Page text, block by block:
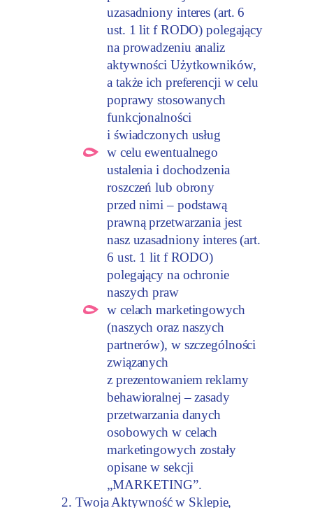
uzasadniony interes (art. 6
ust. 1 lit f RODO) polegający
na prowadzeniu analiz
aktywności Użytkowników,
a także ich preferencji w celu
poprawy stosowanych
funkcjonalności
i świadczonych usług
w celu ewentualnego
ustalenia i dochodzenia
roszczeń lub obrony
przed nimi – podstawą
prawną przetwarzania jest
nasz uzasadniony interes (art.
6 ust. 1 lit f RODO)
polegający na ochronie
naszych praw
w celach marketingowych
(naszych oraz naszych
partnerów), w szczególności
związanych
z prezentowaniem reklamy
behawioralnej – zasady
przetwarzania danych
osobowych w celach
marketingowych zostały
opisane w sekcji
„MARKETING”.
Twoja Aktywność w Sklepie,